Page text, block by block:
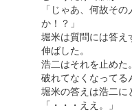
「じゃあ、何故そ
か！？」
堀米は質問には答え
伸ばした。
浩二はそれを止めた
破れてなくなってる
堀米の答えは浩二に
「・・・ええ。」